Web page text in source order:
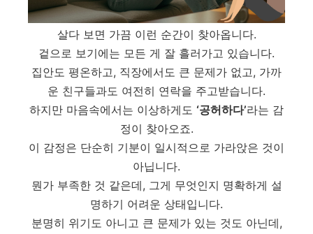
살다 보면 가끔 이런 순간이 찾아옵니다.
겉으로 보기에는 모든 게 잘 흘러가고 있습니다.
집안도 평온하고, 직장에서도 큰 문제가 없고, 가까
운 친구들과도 여전히 연락을 주고받습니다.
하지만 마음속에서는 이상하게도 ‘공허하다’라는 감
정이 찾아오죠.
이 감정은 단순히 기분이 일시적으로 가라앉은 것이
아닙니다.
뭔가 부족한 것 같은데, 그게 무엇인지 명확하게 설
명하기 어려운 상태입니다.
분명히 위기도 아니고 큰 문제가 있는 것도 아닌데,